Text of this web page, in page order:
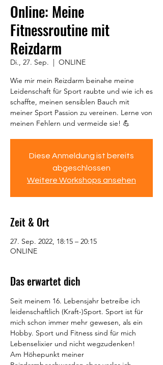
Online: Meine
Fitnessroutine mit
Reizdarm
Di., 27. Sep.
  |
ONLINE
Wie mir mein Reizdarm beinahe meine
Leidenschaft für Sport raubte und wie ich es
schaffte, meinen sensiblen Bauch mit
meiner Sport Passion zu vereinen. Lerne von
meinen Fehlern und vermeide sie! 💪
Diese Anmeldung ist bereits
abgeschlossen
Weitere Workshops ansehen
Zeit & Ort
27. Sep. 2022, 18:15 – 20:15
ONLINE
Das erwartet dich
Seit meinem 16. Lebensjahr betreibe ich
leidenschaftlich (Kraft-)Sport. Sport ist für
mich schon immer mehr gewesen, als ein
Hobby. Sport und Fitness sind für mich
Lebenselixier und nicht wegzudenken!
Am Höhepunkt meiner